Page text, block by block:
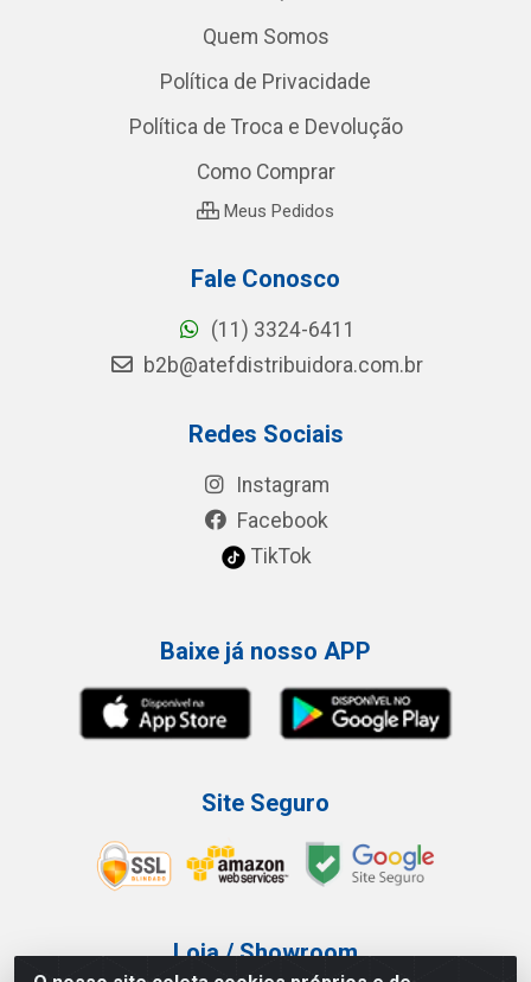
Quem Somos
Política de Privacidade
Política de Troca e Devolução
Como Comprar
Meus Pedidos
Fale Conosco
(11) 3324-6411
b2b@atefdistribuidora.com.br
Redes Sociais
Instagram
Facebook
TikTok
Baixe já nosso APP
Site Seguro
Loja / Showroom